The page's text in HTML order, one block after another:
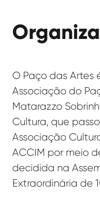
Artes
O Paço das Artes
Associação do
Matarazzo
Cultura, que
Associação
ACCIM por meio
decidida na
Extraordinária de